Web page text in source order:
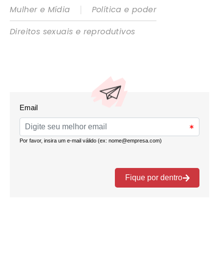
Mulher e Mídia
|
Política e poder
Direitos sexuais e reprodutivos